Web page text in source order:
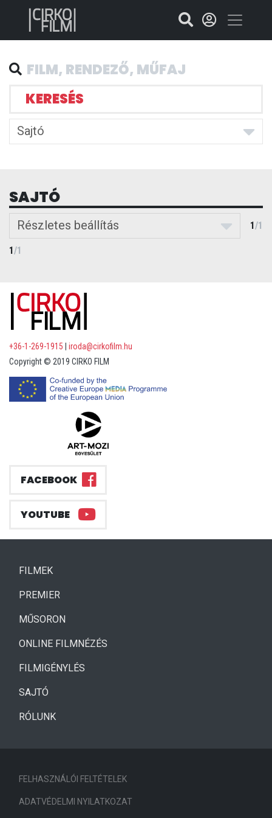
KERESÉS
Sajtó
SAJTÓ
Részletes beállítás 1/1
1/1
+36-1-269-1915
iroda@cirkofilm.hu
Copyright © 2019 CIRKO FILM
FACEBOOK
YOUTUBE
FILMEK(CURRENT)
PREMIER
MŰSORON
ONLINE FILMNÉZÉS
FILMIGÉNYLÉS
SAJTÓ
RÓLUNK
FELHASZNÁLÓI FELTÉTELEK
ADATVÉDELMI NYILATKOZAT